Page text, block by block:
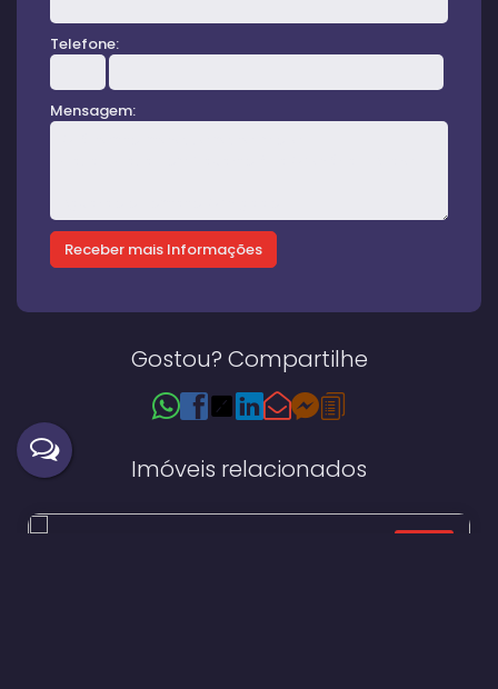
Telefone:
Mensagem:
Gostou? Compartilhe
Imóveis relacionados